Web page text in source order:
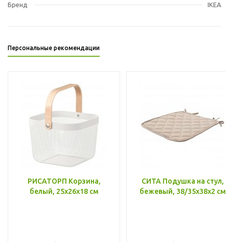
Бренд IKEA
Персональные рекомендации
РИСАТОРП Корзина,
белый, 25x26x18 см
СИТА Подушка на стул,
бежевый, 38/35x38x2 см